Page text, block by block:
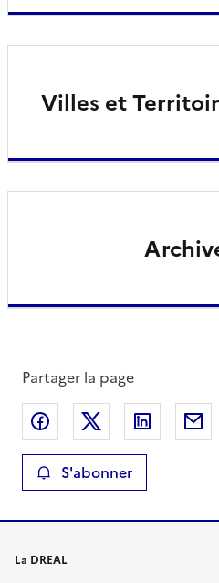
Villes et
Partager la page
Partager sur Facebook
Partager sur X
S'abonner
La DREAL